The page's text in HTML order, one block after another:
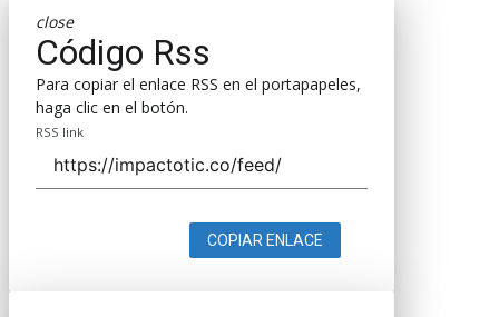
close
Código Rss
Para copiar el enlace RSS en el portapapeles,
haga clic en el botón.
RSS link
COPIAR ENLACE